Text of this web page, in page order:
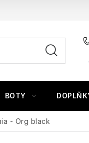
BOTY
- Org black